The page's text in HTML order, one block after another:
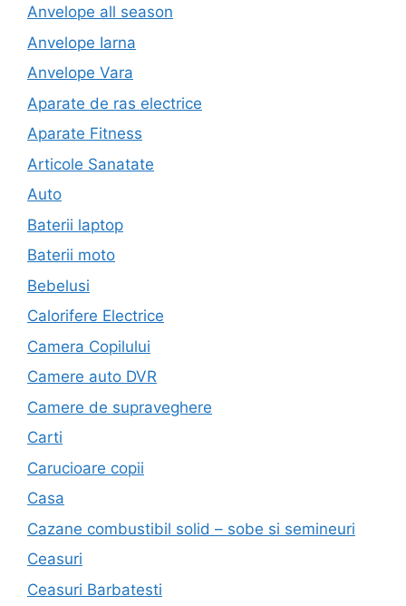
Anvelope all season
Anvelope Iarna
Anvelope Vara
Aparate de ras electrice
Aparate Fitness
Articole Sanatate
Auto
Baterii laptop
Baterii moto
Bebelusi
Calorifere Electrice
Camera Copilului
Camere auto DVR
Camere de supraveghere
Carti
Carucioare copii
Casa
Cazane combustibil solid – sobe si semineuri
Ceasuri
Ceasuri Barbatesti